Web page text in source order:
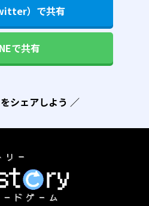
）で共有
で共有
シェアしよう ／